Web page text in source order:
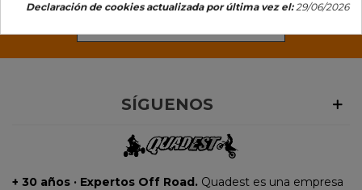
SÍGUENOS
+ 30 años · Expertos Off Road. Quadest es una empresa
Declaración de cookies actualizada por última vez el:29/06/2026